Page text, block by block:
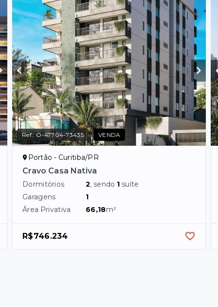
Ref.:O-47704-73435 VENDA
Portão - Curitiba/PR
Cravo Casa Nativa
Dormitórios 2, sendo 1 suíte
Garagens
1
Área Privativa
66,18m²
R$746.234